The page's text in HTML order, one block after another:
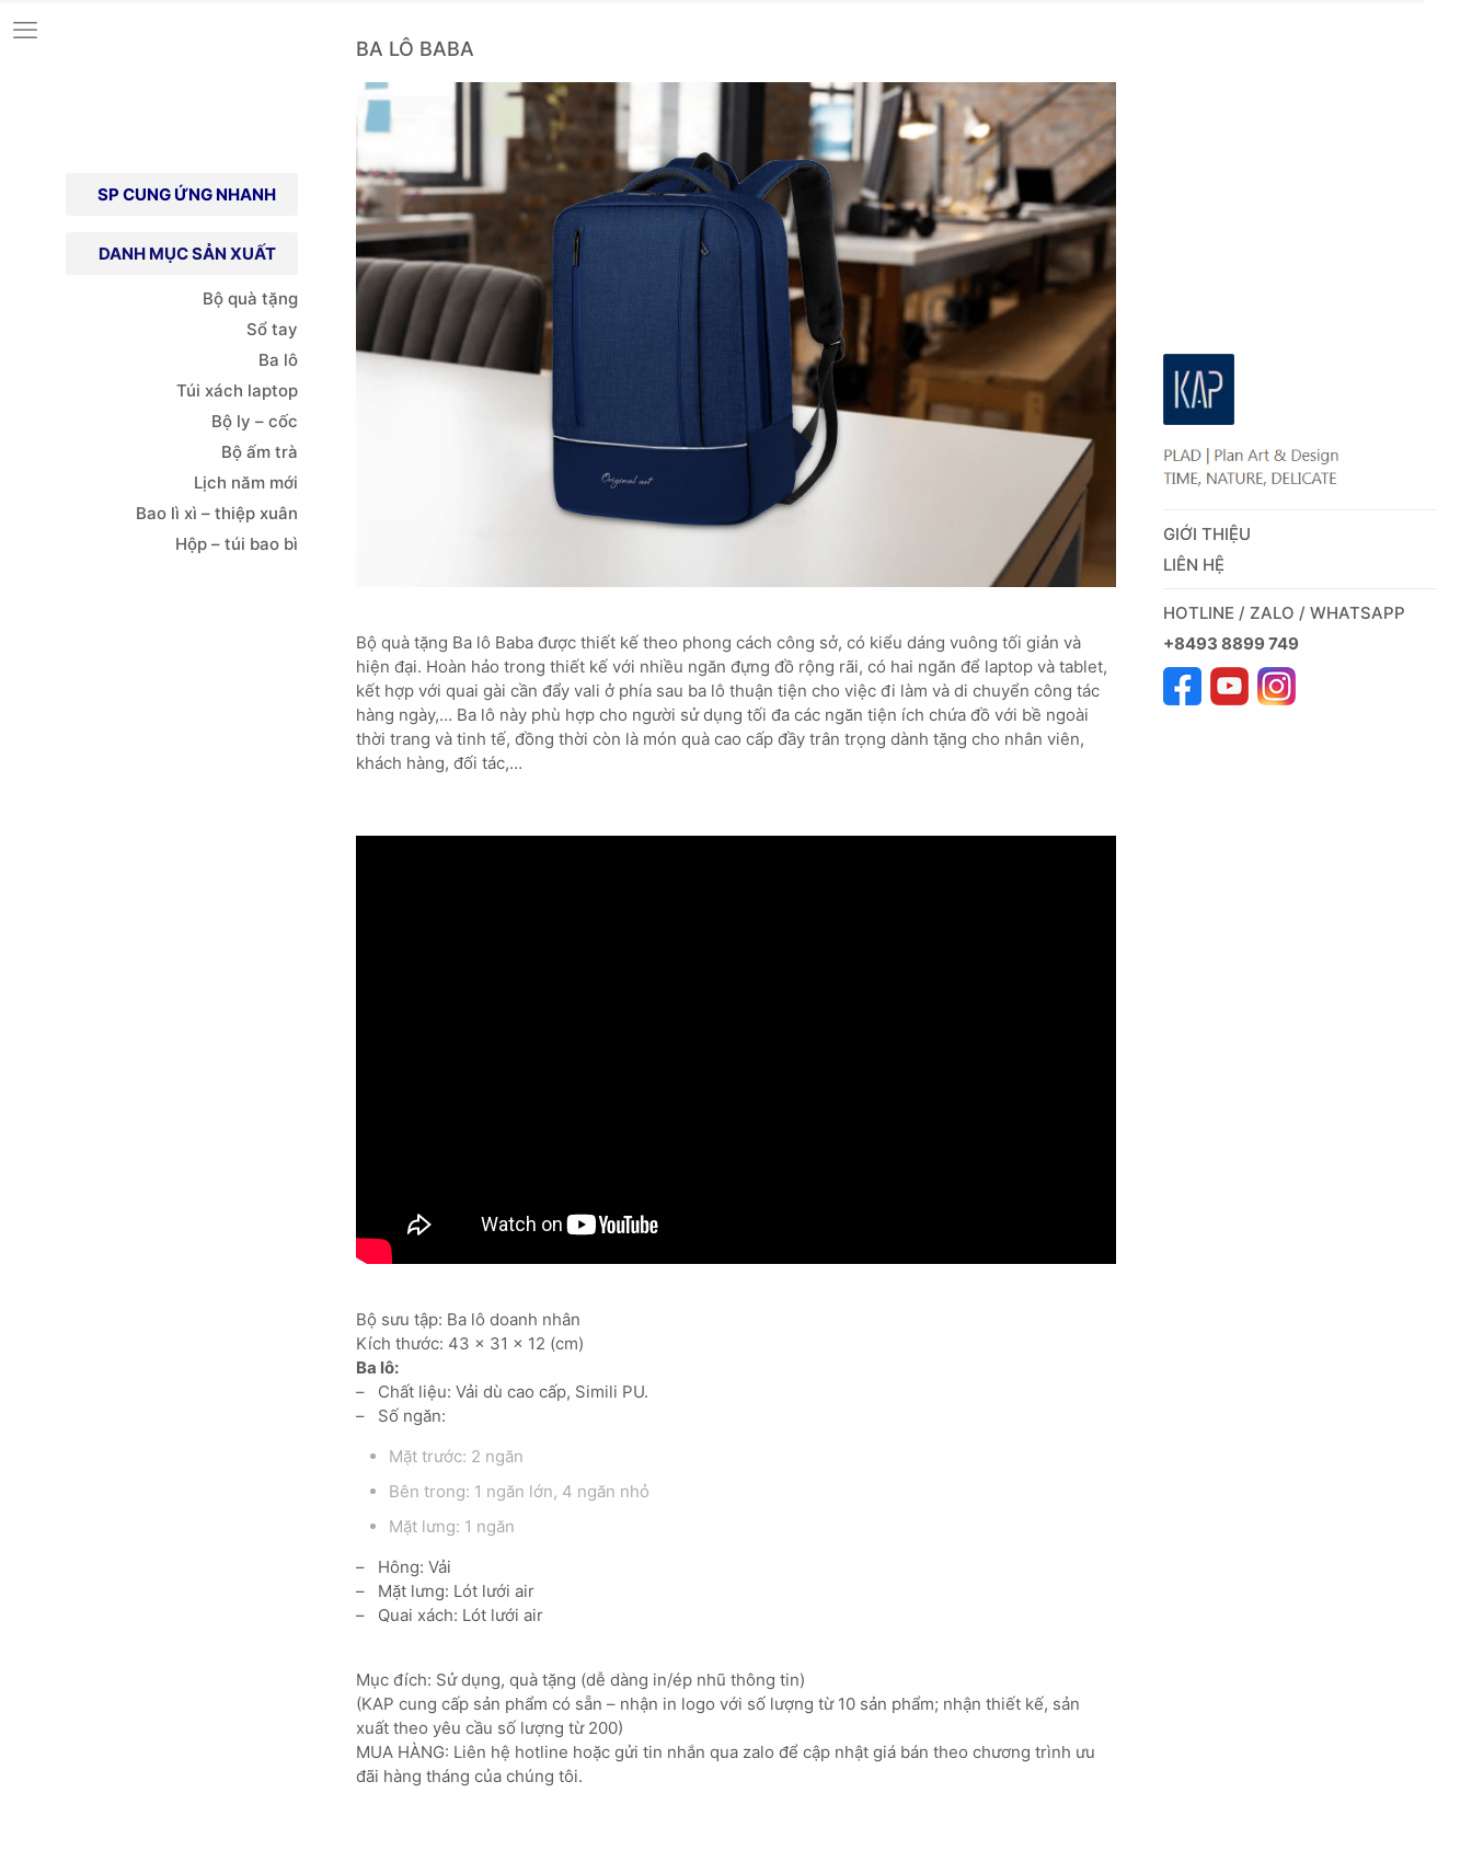
BA LÔ BABA
Bộ quà tặng Ba lô Baba được thiết kế theo phong cách công sở, có kiểu dáng vuông tối giản và
hiện đại. Hoàn hảo trong thiết kế với nhiều ngăn đựng đồ rộng rãi, có hai ngăn để laptop và tablet,
kết hợp với quai gài cần đẩy vali ở phía sau ba lô thuận tiện cho việc đi làm và di chuyển công tác
hàng ngày,… Ba lô này phù hợp cho người sử dụng tối đa các ngăn tiện ích chứa đồ với bề ngoài
thời trang và tinh tế, đồng thời còn là món quà cao cấp đầy trân trọng dành tặng cho nhân viên,
khách hàng, đối tác,…
Bộ sưu tập: Ba lô doanh nhân
Kích thước: 43 x 31 x 12 (cm)
Ba lô:
– Chất liệu: Vải dù cao cấp, Simili PU.
– Số ngăn:
Mặt trước: 2 ngăn
Bên trong: 1 ngăn lớn, 4 ngăn nhỏ
Mặt lưng: 1 ngăn
– Hông: Vải
– Mặt lưng: Lót lưới air
– Quai xách: Lót lưới air
Mục đích: Sử dụng, quà tặng (dễ dàng in/ép nhũ thông tin)
(KAP cung cấp sản phẩm có sẵn – nhận in logo với số lượng từ 10 sản phẩm; nhận thiết kế, sản
xuất theo yêu cầu số lượng từ 200)
MUA HÀNG: Liên hệ hotline hoặc gửi tin nhắn qua zalo để cập nhật giá bán theo chương trình ưu
đãi hàng tháng của chúng tôi.
SP CUNG ỨNG NHANH
DANH MỤC SẢN XUẤT
Bộ quà tặng
Sổ tay
Ba lô
Túi xách laptop
Bộ ly – cốc
Bộ ấm trà
Lịch năm mới
Bao lì xì – thiệp xuân
Hộp – túi bao bì
GIỚI THIỆU
LIÊN HỆ
HOTLINE / ZALO / WHATSAPP
+8493 8899 749